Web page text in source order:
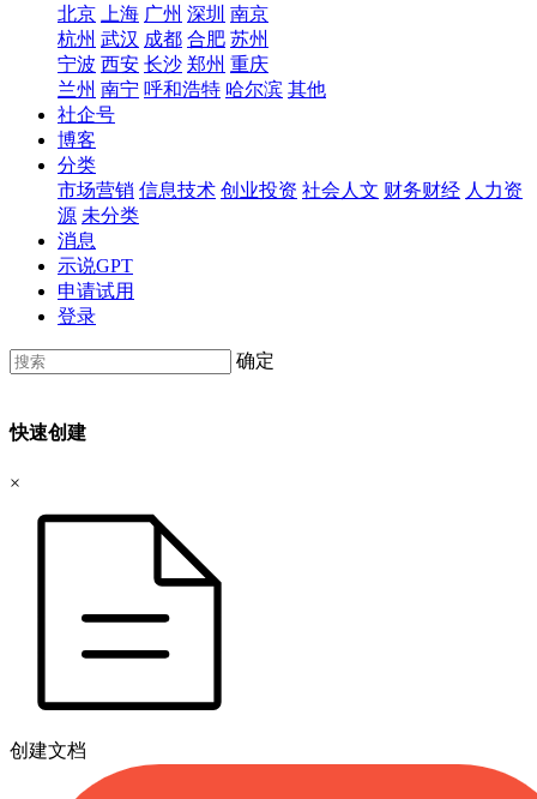
北京
上海 广州 深圳 南京
杭州 武汉 成都 合肥 苏州
宁波 西安 长沙 郑州 重庆
兰州 南宁 呼和浩特 哈尔滨 其他
社企号
博客
分类
市场营销 信息技术 创业投资 社会人文 财务财经 人力资
源 未分类
消息
示说GPT
申请试用
登录
确定
快速创建
×
创建文档